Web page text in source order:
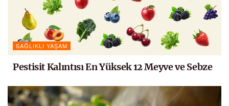
SAĞLIKLI YAŞAM
Pestisit Kalıntısı En Yüksek 12 Meyve ve Sebze